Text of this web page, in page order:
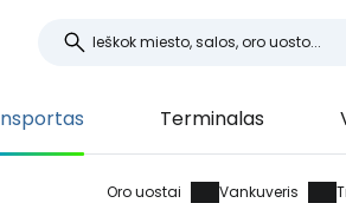
Terminalas
Oro uostai Vankuveris